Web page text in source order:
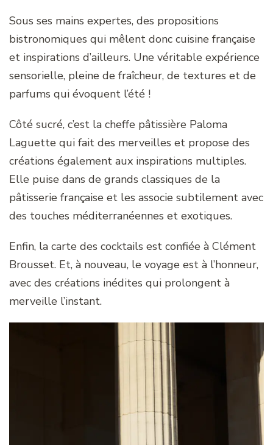
Sous ses mains expertes, des propositions
bistronomiques qui mêlent donc cuisine française
et inspirations d’ailleurs. Une véritable expérience
sensorielle, pleine de fraîcheur, de textures et de
parfums qui évoquent l’été !
Côté sucré, c’est la cheffe pâtissière Paloma
Laguette qui fait des merveilles et propose des
créations également aux inspirations multiples.
Elle puise dans de grands classiques de la
pâtisserie française et les associe subtilement avec
des touches méditerranéennes et exotiques.
Enfin, la carte des cocktails est confiée à Clément
Brousset. Et, à nouveau, le voyage est à l’honneur,
avec des créations inédites qui prolongent à
merveille l’instant.